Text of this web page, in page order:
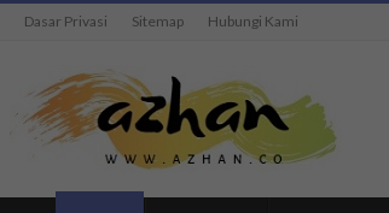
Dasar Privasi Sitemap Hubungi Kami